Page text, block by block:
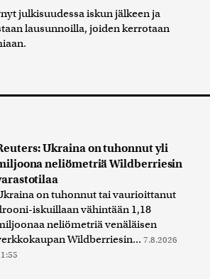
julkisuudessa iskun jälkeen ja
lausunnoilla, joiden kerrotaan
Ukraina on tuhonnut yli
neliömetriä Wildberriesin
on tuhonnut tai vaurioittanut
iskuillaan vähintään 1,18
neliömetriä venäläisen
Wildberriesin... 7.8.2026